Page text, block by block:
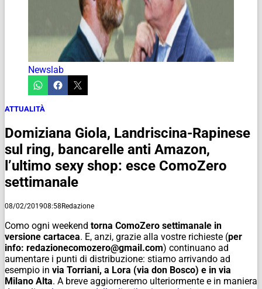
Newslab
ATTUALITÀ
Domiziana Giola, Landriscina-Rapinese
sul ring, bancarelle anti Amazon,
l’ultimo sexy shop: esce ComoZero
settimanale
08/02/201908:58Redazione
Como ogni weekend torna ComoZero settimanale in
versione cartacea. E, anzi, grazie alla vostre richieste (per
info: redazionecomozero@gmail.com) continuano ad
aumentare i punti di distribuzione: stiamo arrivando ad
esempio in via Torriani, a Lora (via don Bosco) e in via
Milano Alta. A breve aggiorneremo ulteriormente e in maniera